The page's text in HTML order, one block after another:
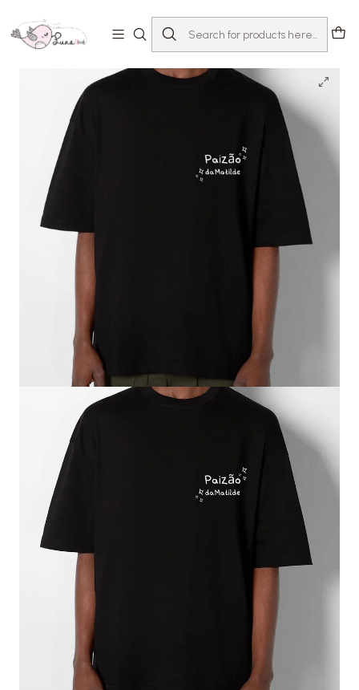
T-shirts com Mensagem Dia Do Pai T-shirt Paizão